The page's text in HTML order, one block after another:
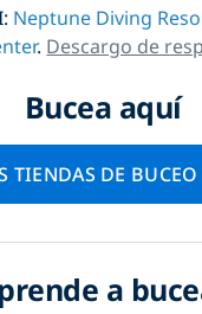
Neptune Diving
. Descargo de
Bucea aquí
TIENDAS DE BUCEO
a